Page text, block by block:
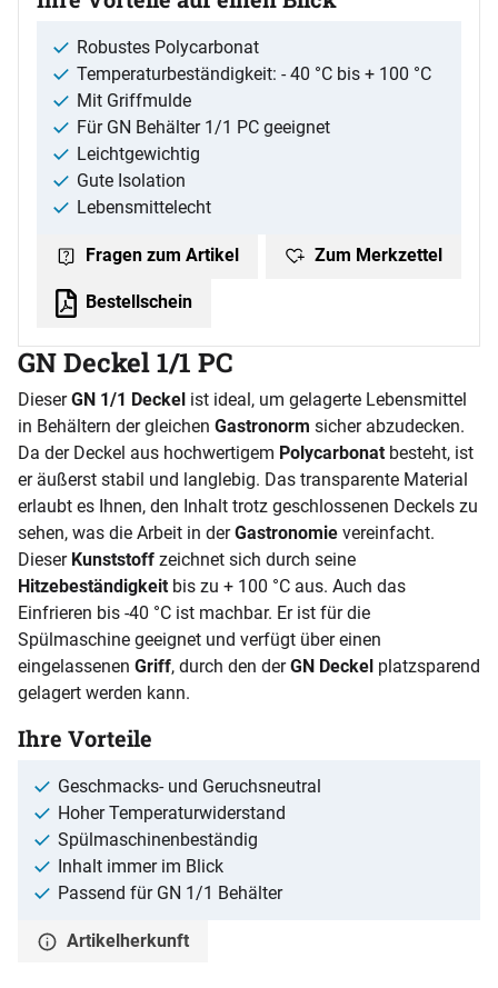
Robustes Polycarbonat
Temperaturbeständigkeit: - 40 °C bis + 100 °C
Mit Griffmulde
Für GN Behälter 1/1 PC geeignet
Leichtgewichtig
Gute Isolation
Lebensmittelecht
Fragen zum Artikel Zum Merkzettel
Bestellschein
GN Deckel 1/1 PC
DieserGN 1/1 Deckel ist ideal, um gelagerte Lebensmittel
in Behältern der gleichen Gastronorm sicher abzudecken.
Da der Deckel aus hochwertigem Polycarbonat besteht, ist
er äußerst stabil und langlebig. Das transparente Material
erlaubt es Ihnen, den Inhalt trotz geschlossenen Deckels zu
sehen, was die Arbeit in derGastronomie vereinfacht.
DieserKunststoff zeichnet sich durch seine
Hitzebeständigkeit bis zu + 100 °C aus. Auch das
Einfrieren bis -40 °C ist machbar. Er ist für die
Spülmaschine geeignet und verfügt über einen
eingelassenen Griff, durch den derGN Deckel platzsparend
gelagert werden kann.
Ihre Vorteile
Geschmacks- und Geruchsneutral
Hoher Temperaturwiderstand
Spülmaschinenbeständig
Inhalt immer im Blick
Passend für GN 1/1 Behälter
Artikelherkunft